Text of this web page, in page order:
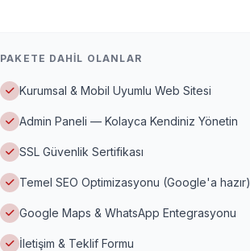
PAKETE DAHIL OLANLAR
Kurumsal & Mobil Uyumlu Web Sitesi
Admin Paneli — Kolayca Kendiniz Yönetin
SSL Güvenlik Sertifikası
Temel SEO Optimizasyonu (Google'a hazır)
Google Maps & WhatsApp Entegrasyonu
İletişim & Teklif Formu